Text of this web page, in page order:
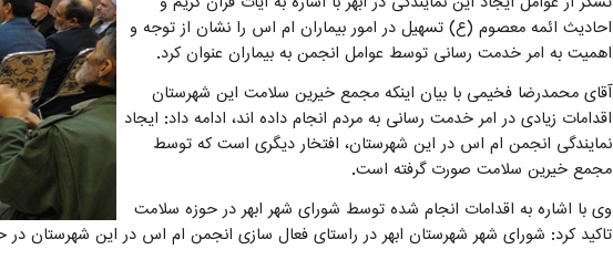
احادیث ائمه معصوم (ع) تسهیل در امور بیماران ام اس را نشان از توجه و
اهمیت به امر خدمت رسانی توسط عوامل انجمن به بیماران عنوان کرد.
آقای محمدرضا فخیمی با بیان اینکه مجمع خیرین سلامت این شهرستان
اقدامات زیادی در امر خدمت رسانی به مردم انجام داده اند، ادامه داد: ایجاد
نمایندگی انجمن ام اس در این شهرستان، افتخار دیگری است که توسط
مجمع خیرین سلامت صورت گرفته است.
وی با اشاره به اقدامات انجام شده توسط شورای شهر ابهر در حوزه سلامت
تاکید کرد: شورای شهر شهرستان ابهر در راستای فعال سازی انجمن ام اس در این شهرستان